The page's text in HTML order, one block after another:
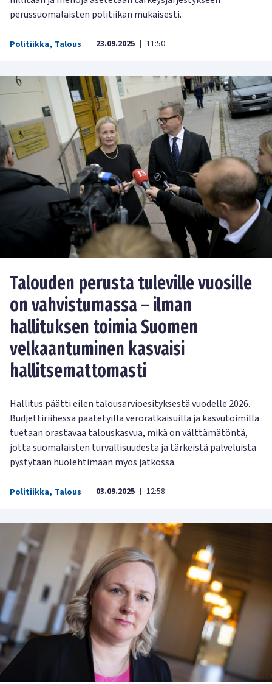
perussuomalaisten politiikan mukaisesti.
Politiikka, Talous 23.09.2025 | 11:50
Talouden perusta tuleville vuosille
on vahvistumassa – ilman
hallituksen toimia Suomen
velkaantuminen kasvaisi
hallitsemattomasti
Hallitus päätti eilen talousarvioesityksestä vuodelle 2026.
Budjettiriihessä päätetyillä veroratkaisuilla ja kasvutoimilla
tuetaan orastavaa talouskasvua, mikä on välttämätöntä,
jotta suomalaisten turvallisuudesta ja tärkeistä palveluista
pystytään huolehtimaan myös jatkossa.
Politiikka, Talous 03.09.2025 | 12:58